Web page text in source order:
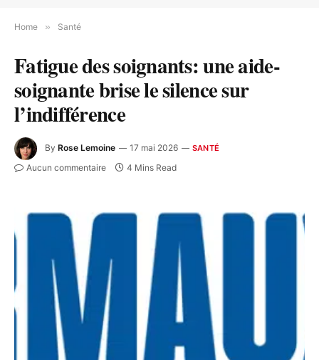
Home » Santé
Fatigue des soignants: une aide-
soignante brise le silence sur
l’indifférence
By Rose Lemoine 17 mai 2026 SANTÉ
Aucun commentaire 4 Mins Read